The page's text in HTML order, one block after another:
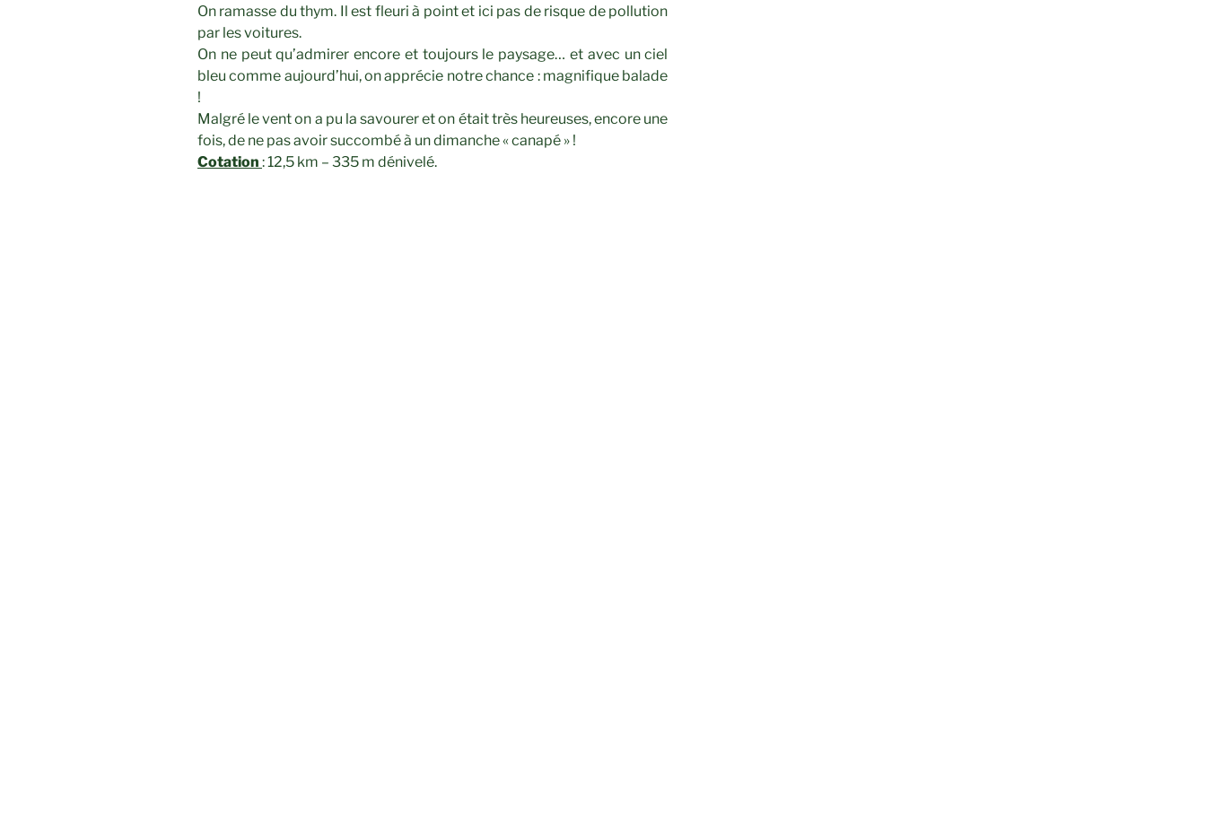
On ramasse du thym. Il est fleuri à point et ici pas de risque de pollution
par les voitures.
On ne peut qu’admirer encore et toujours le paysage… et avec un ciel
bleu comme aujourd’hui, on apprécie notre chance : magnifique balade
!
Malgré le vent on a pu la savourer et on était très heureuses, encore une
fois, de ne pas avoir succombé à un dimanche « canapé » !
Cotation : 12,5 km – 335 m dénivelé.